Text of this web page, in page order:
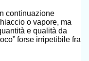
continuazione
o vapore, ma
e qualità da
forse irripetibile fra